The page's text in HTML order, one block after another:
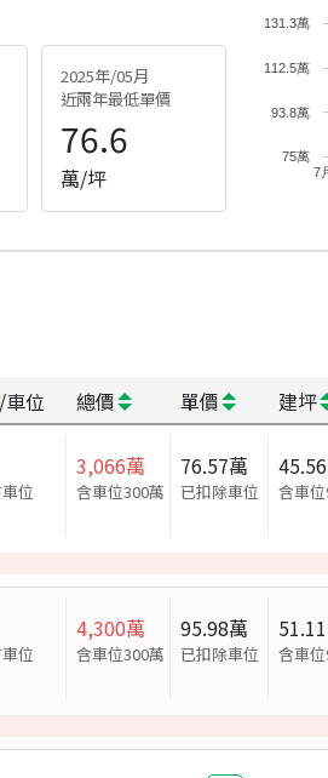
2025年/05月
近兩年最低單價
76.6
萬/坪 7
75萬
93.8萬
112.5萬
131.3萬
位 總價 單價 建坪
位
3,066萬
含車位300萬
76.57萬
已扣除車位
45.56
含車位
位
4,300萬
含車位300萬
95.98萬
已扣除車位
51.11
含車位